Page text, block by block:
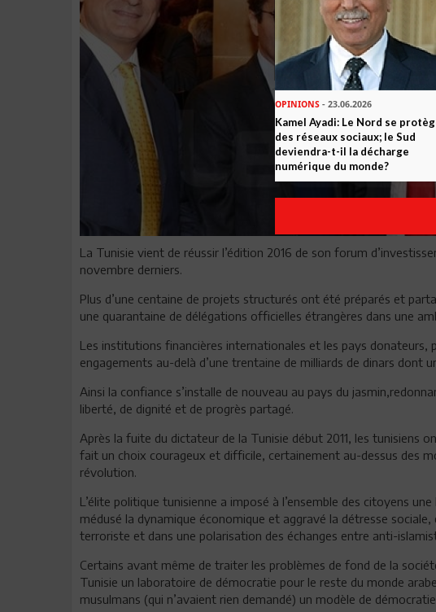
La Tunisie vient de réussir l’édition 2016 de son forum
novembre derniers.
Plus d’une centaine de projets structurés ont été préparés et
une quarantaine de délégations officielles étrangères dans une
Les institutions financières internationales et les pays donateurs,
engagements au-delà d’une trentaine de milliards de dinars dont
Ainsi la confiance s’installe de nouveau au pays du
liberté, de dignité et de progrès partagé.
Après la fuite du dictateur de la Tunisie début 2011, les tunisiens
fait un choix courageux et difficile, certainement au-dessus des
révolution.
L’élite politique tunisienne a imposé à l’ensemble des citoyens
médusé la dynamique économique et aggravé la détresse
terroriste et dans une polarisation des échanges entre anti-
Certains avant même de traiter les problèmes de fond de la
Tunisie un laboratoire de démocratie pour le reste du monde
musulmans (qui n’avaient rien demandé) un modèle de
OPINIONS - 23.06.2026
Kamel Ayadi: Le Nord se
des réseaux sociaux; le Sud
deviendra-t-il la décharge
numérique du monde?